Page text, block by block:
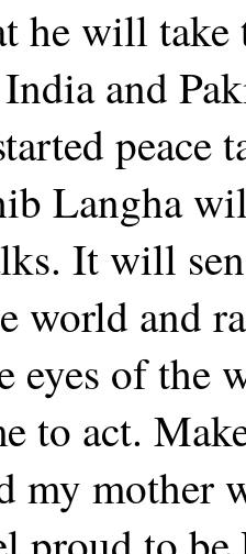
he will
and
Langha
It will
world and
eyes of
to act.
my mother